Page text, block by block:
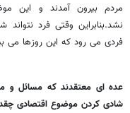
مردم بیرون آمدند و این
نشد.بنابراین وقتی فرد
فردی می رود که این روزها می
عده ای معتقدند که مسائل و
شادی کردن موضوع اقتصادی